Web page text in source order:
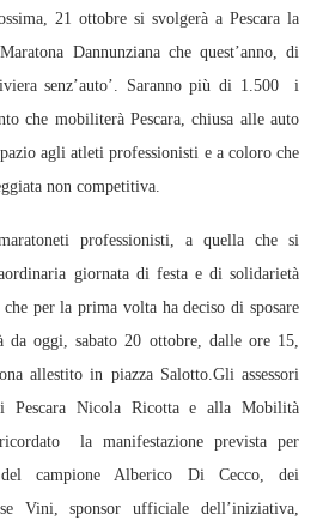
21 ottobre si svolgerà a Pescara la
Dannunziana che quest’anno, di
senz’auto’. Saranno più di 1.500 i
che mobiliterà Pescara, chiusa alle auto
agli atleti professionisti e a coloro che
non competitiva.
professionisti, a quella che si
giornata di festa e di solidarietà
per la prima volta ha deciso di sposare
da oggi, sabato 20 ottobre, dalle ore 15,
allestito in piazza Salotto.Gli assessori
Pescara Nicola Ricotta e alla Mobilità
la manifestazione prevista per
del campione Alberico Di Cecco, dei
Vini, sponsor ufficiale dell’iniziativa,